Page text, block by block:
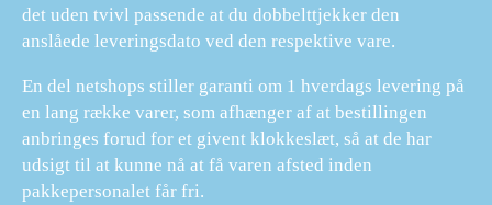
det uden tvivl passende at du dobbelttjekker den
anslåede leveringsdato ved den respektive vare.
En del netshops stiller garanti om 1 hverdags levering på
en lang række varer, som afhænger af at bestillingen
anbringes forud for et givent klokkeslæt, så at de har
udsigt til at kunne nå at få varen afsted inden
pakkepersonalet får fri.